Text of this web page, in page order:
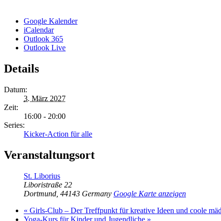
Google Kalender
iCalendar
Outlook 365
Outlook Live
Details
Datum:
3. März 2027
Zeit:
16:00 - 20:00
Series:
Kicker-Action für alle
Veranstaltungsort
St. Liborius
Liboristraße 22
Dortmund 44143 Germany Google Karte anzeigen
« Girls-Club – Der Treffpunkt für kreative Ideen und coole
Yoga-Kurs für Kinder und Jugendliche »